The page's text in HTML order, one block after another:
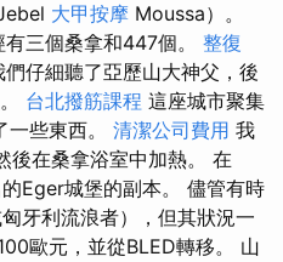
大甲按摩 Moussa）。
三個桑拿和447個。 整復
仔細聽了亞歷山大神父，後
台北撥筋課程 這座城市聚集
些東西。 清潔公司費用 我
後在桑拿浴室中加熱。 在
Eger城堡的副本。 儘管有時
牙利流浪者），但其狀況一
歐元，並從BLED轉移。 山